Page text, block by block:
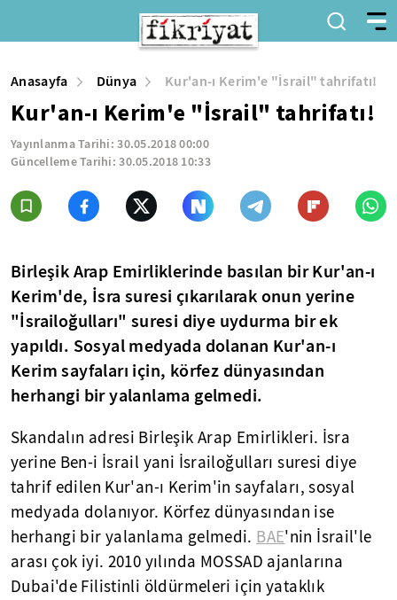
Anasayfa Dünya Kur'an-ı Kerim'e "İsrail" tahrifatı!
Kur'an-ı Kerim'e "İsrail" tahrifatı!
Yayınlanma Tarihi:30.05.2018 00:00
Güncelleme Tarihi:30.05.2018 10:33
Birleşik Arap Emirliklerinde basılan bir Kur'an-ı
Kerim'de, İsra suresi çıkarılarak onun yerine
"İsrailoğulları" suresi diye uydurma bir ek
yapıldı. Sosyal medyada dolanan Kur'an-ı
Kerim sayfaları için, körfez dünyasından
herhangi bir yalanlama gelmedi.
Skandalın adresi Birleşik Arap Emirlikleri. İsra
yerine Ben-i İsrail yani İsrailoğulları suresi diye
tahrif edilen Kur'an-ı Kerim'in sayfaları, sosyal
medyada dolanıyor. Körfez dünyasından ise
herhangi bir yalanlama gelmedi. BAE'nin İsrail'le
arası çok iyi. 2010 yılında MOSSAD ajanlarına
Dubai'de Filistinli öldürmeleri için yataklık